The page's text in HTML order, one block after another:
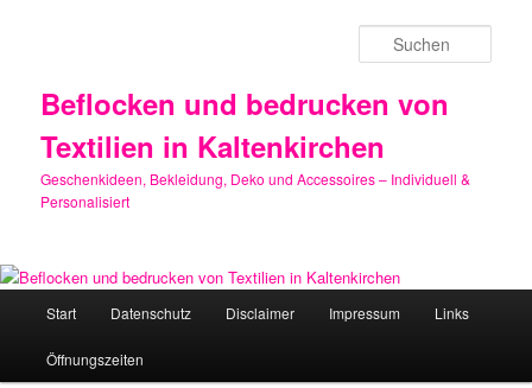
Beflocken und bedrucken von
Textilien in Kaltenkirchen
Geschenkideen, Bekleidung, Deko und Accessoires – Individuell &
Personalisiert
Start Datenschutz Disclaimer Impressum Links
Öffnungszeiten